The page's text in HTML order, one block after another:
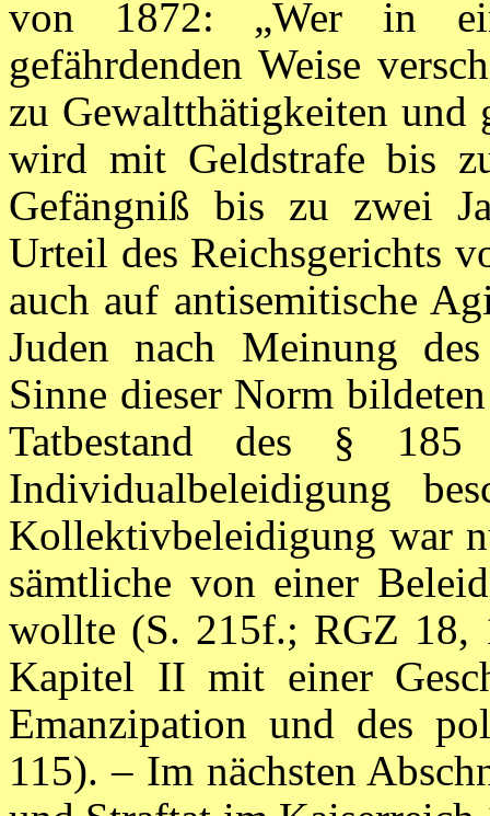
von 1872: „Wer in
gefährdenden Weise
zu Gewaltthätigkeiten und
wird mit Geldstrafe bis
Gefängniß bis zu zwei
Urteil des Reichsgerichts
auch auf antisemitische
Juden nach Meinung
Sinne dieser Norm
Tatbestand des §
Individualbeleidigung
Kollektivbeleidigung war
sämtliche von einer
wollte (S. 215f.; RGZ 18,
Kapitel II mit einer
Emanzipation und des
115). – Im nächsten